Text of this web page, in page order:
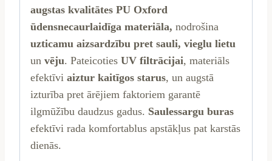
augstas kvalitātes PU Oxford
ūdensnecaurlaidīga materiāla, nodrošina
uzticamu aizsardzību pret sauli, vieglu lietu
un vēju. Pateicoties UV filtrācijai, materiāls
efektīvi aiztur kaitīgos starus, un augstā
izturība pret ārējiem faktoriem garantē
ilgmūžību daudzus gadus. Saulessargu buras
efektīvi rada komfortablus apstākļus pat karstās
dienās.